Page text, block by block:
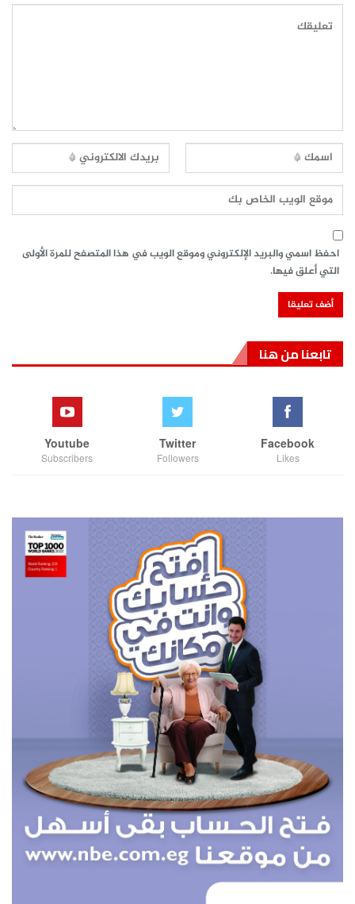
احفظ اسمي والبريد الإلكتروني وموقع الويب في هذا المتصفح للمرة الأولى
التي أعلق فيها.
تابعنا من هنا
Facebook
Likes
Twitter
Followers
Youtube
Subscribers